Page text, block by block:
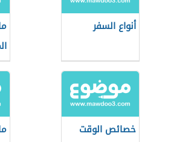
أنواع السفر
خصائص الوقت